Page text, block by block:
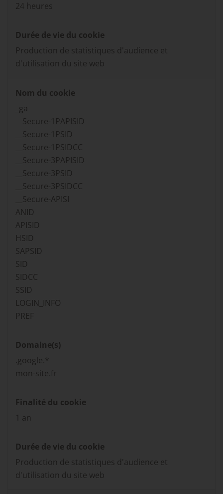
24 heures
Durée de vie du cookie
Production de statistiques d'audience et
d'utilisation du site web
Nom du cookie
_ga
__Secure-1PAPISID
__Secure-1PSID
__Secure-1PSIDCC
__Secure-3PAPISID
__Secure-3PSID
__Secure-3PSIDCC
__Secure-APISI
ANID
APISID
HSID
SAPSID
SID
SIDCC
SSID
LOGIN_INFO
PREF
Domaine(s)
.google.*
mon-site.fr
Finalité du cookie
1 an
Durée de vie du cookie
Production de statistiques d'audience et
d'utilisation du site web